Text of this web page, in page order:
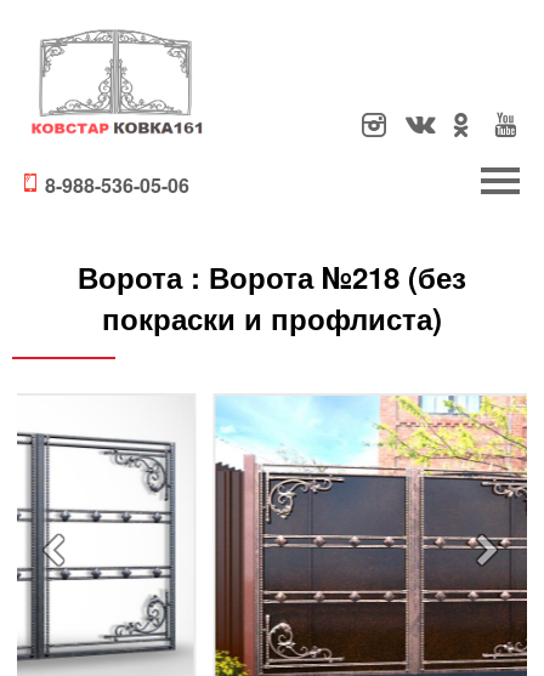
8-988-536-05-06
Ворота : Ворота №218 (без
покраски и профлиста)